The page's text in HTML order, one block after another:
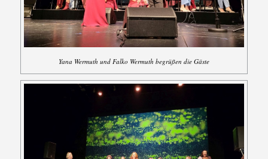
Yana Wermuth und Falko Wermuth begrüßen die Gäste